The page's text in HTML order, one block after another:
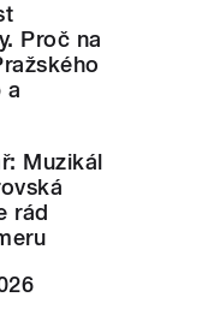
Proč na
a
Muzikál
rád